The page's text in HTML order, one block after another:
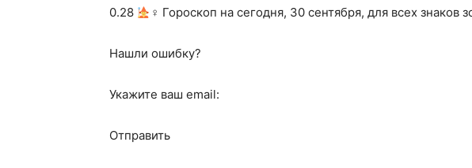
0.28
‍♀ Гороскоп на сегодня, 30 сентября, для всех знаков
Нашли ошибку?
Укажите ваш email:
Отправить